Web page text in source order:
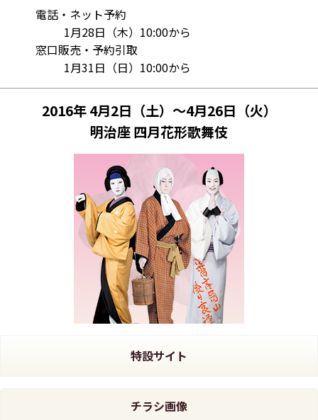
電話・ネット予約
1月28日（木）10:00から
窓口販売・予約引取
1月31日（日）10:00から
2016年 4月2日（土）～4月26日（火）
明治座 四月花形歌舞伎
特設サイト
チラシ画像